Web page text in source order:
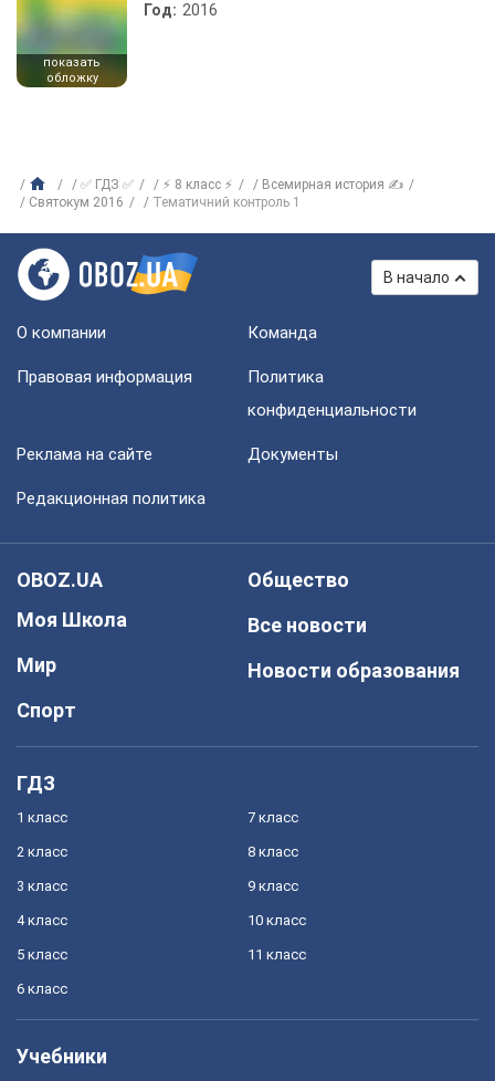
показать
обложку
Год: 2016
✅ ГДЗ ✅ ⚡ 8 класс ⚡
Всемирная история ✍
Святокум 2016
Тематичний контроль 1
В начало
О компании Команда
Правовая информация
Политика
конфиденциальности
Реклама на сайте Документы
Редакционная политика
OBOZ.UA
Моя Школа
Мир
Спорт
Общество
Все новости
Новости образования
ГДЗ
1 класс
2 класс
3 класс
4 класс
5 класс
6 класс
7 класс
8 класс
9 класс
10 класс
11 класс
Учебники